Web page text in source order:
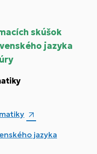
skúšok
jazyka
jazyka